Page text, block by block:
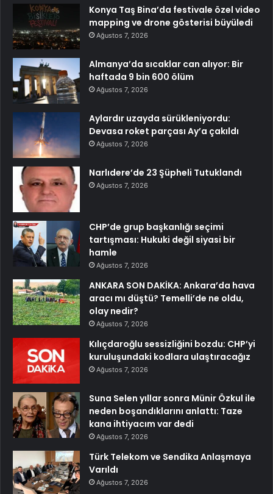
Konya Taş Bina’da festivale özel video
mapping ve drone gösterisi büyüledi
Ağustos 7, 2026
Almanya’da sıcaklar can alıyor: Bir
haftada 9 bin 600 ölüm
Ağustos 7, 2026
Aylardır uzayda sürükleniyordu:
Devasa roket parçası Ay’a çakıldı
Ağustos 7, 2026
Narlıdere’de 23 Şüpheli Tutuklandı
Ağustos 7, 2026
CHP’de grup başkanlığı seçimi
tartışması: Hukuki değil siyasi bir
hamle
Ağustos 7, 2026
ANKARA SON DAKİKA: Ankara’da hava
aracı mı düştü? Temelli’de ne oldu,
olay nedir?
Ağustos 7, 2026
Kılıçdaroğlu sessizliğini bozdu: CHP’yi
kuruluşundaki kodlara ulaştıracağız
Ağustos 7, 2026
Suna Selen yıllar sonra Münir Özkul ile
neden boşandıklarını anlattı: Taze
kana ihtiyacım var dedi
Ağustos 7, 2026
Türk Telekom ve Sendika Anlaşmaya
Varıldı
Ağustos 7, 2026